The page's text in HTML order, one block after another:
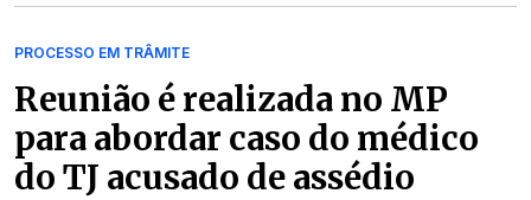
PROCESSO EM TRÂMITE
Reunião é realizada no MP
para abordar caso do médico
do TJ acusado de assédio